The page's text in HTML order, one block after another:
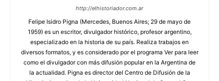
http://elhistoriador.com.ar
Felipe Isidro Pigna (Mercedes, Buenos Aires; 29 de mayo de
1959) es un escritor, divulgador histórico, profesor argentino,
especializado en la historia de su país. Realiza trabajos en
diversos formatos, y es considerado por el programa Ver para leer
como el divulgador con más difusión popular en la Argentina de
la actualidad. Pigna es director del Centro de Difusión de la